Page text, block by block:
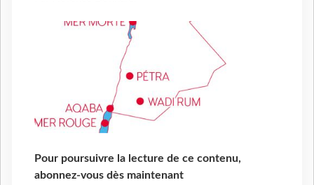
Pour poursuivre la lecture de ce contenu,
abonnez-vous dès maintenant